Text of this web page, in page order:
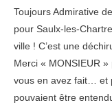
Toujours Admirative
pour Saulx-les-
ville ! C’est une
Merci « MONSIEUR
vous en avez fait… et
pouvaient être